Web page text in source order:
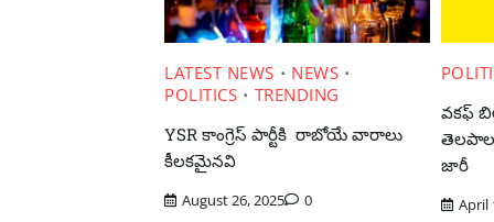
LATEST NEWS
NEWS
POLITICS
TRENDING
YSR కాంగ్రెస్ పార్టీకి రాబోయే వారాలు
కీలకమైనవి
August 26, 2025 0
వకఫ్
జారీ
April